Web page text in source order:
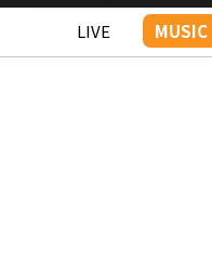
LIVE MUSIC